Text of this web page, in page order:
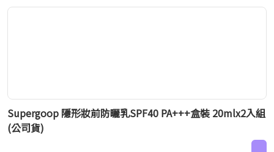
Supergoop 隱形妝前防曬乳SPF40 PA+++盒裝 20mlx2入組
(公司貨)